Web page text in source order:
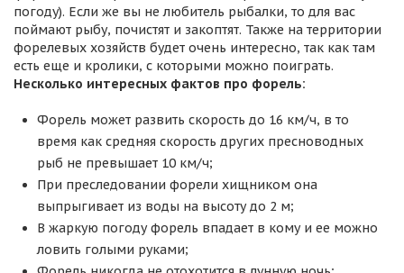
погоду). Если же вы не любитель рыбалки, то для вас
поймают рыбу, почистят и закоптят. Также на территории
форелевых хозяйств будет очень интересно, так как там
есть еще и кролики, с которыми можно поиграть.
Несколько интересных фактов про форель:
Форель может развить скорость до 16 км/ч, в то
время как средняя скорость других пресноводных
рыб не превышает 10 км/ч;
При преследовании форели хищником она
выпрыгивает из воды на высоту до 2 м;
В жаркую погоду форель впадает в кому и ее можно
ловить голыми руками;